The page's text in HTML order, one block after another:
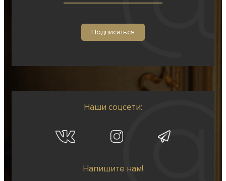
Наши соцсети:
Напишите нам!